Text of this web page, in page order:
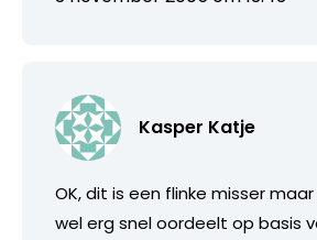
Kasper Katje
OK, dit is een flinke misser
wel erg snel oordeelt op basis